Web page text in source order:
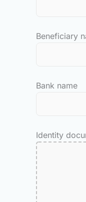
Beneficiary
Bank name
Identity